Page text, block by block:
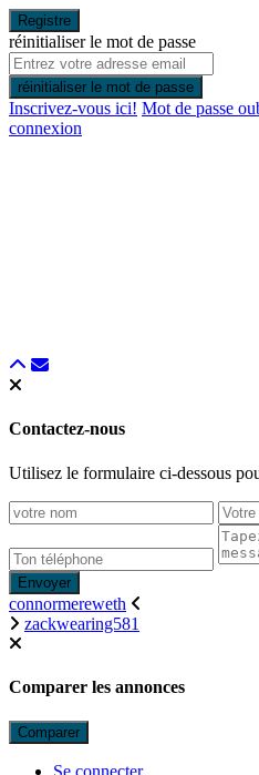
Registre
réinitialiser le mot de passe
réinitialiser le mot de passe
Inscrivez-vous ici! Mot de passe
connexion
Contactez-nous
Utilisez le formulaire ci-dessous
Envoyer
connormereweth
zackwearing581
Comparer les annonces
Comparer